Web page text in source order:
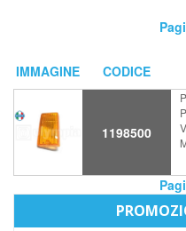
IMMAGINE CODICE
1198500